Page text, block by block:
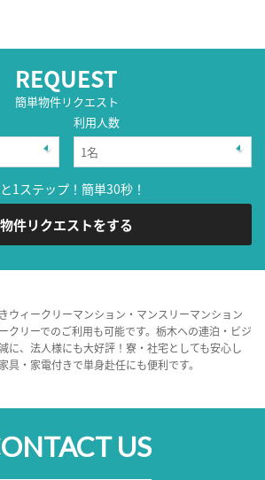
REQUEST
簡単物件リクエスト
利用人数
1ステップ！簡単30秒！
物件リクエストをする
ウィークリーマンション・マンスリーマンション
クリーでのご利用も可能です。栃木への連泊・ビジ
に、法人様にも大好評！寮・社宅としても安心し
具・家電付きで単身赴任にも便利です。
US